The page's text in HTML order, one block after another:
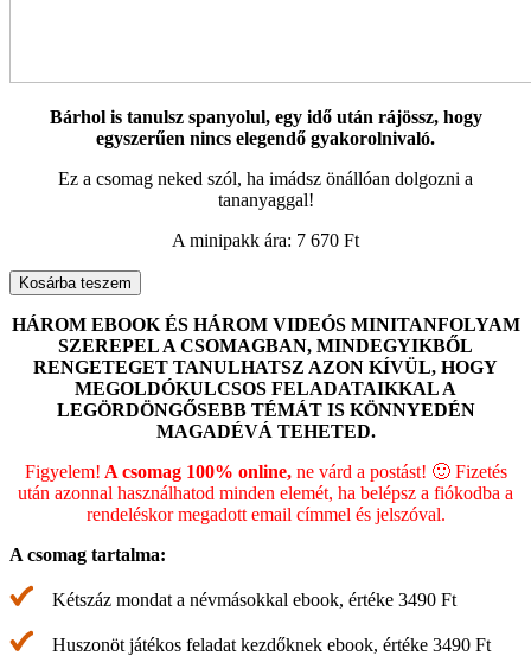
Bárhol is tanulsz spanyolul, egy idő után rájössz, hogy
egyszerűen nincs elegendő gyakorolnivaló.
Ez a csomag neked szól, ha imádsz önállóan dolgozni a
tananyaggal!
A minipakk ára: 7 670 Ft
Gyakorló
csomag
kezdőknek
mennyiség
Kosárba teszem
HÁROM EBOOK ÉS HÁROM VIDEÓS MINITANFOLYAM
SZEREPEL A CSOMAGBAN, MINDEGYIKBŐL
RENGETEGET TANULHATSZ AZON KÍVÜL, HOGY
MEGOLDÓKULCSOS FELADATAIKKAL A
LEGÖRDÖNGŐSEBB TÉMÁT IS KÖNNYEDÉN
MAGADÉVÁ TEHETED.
Figyelem! A csomag 100% online,ne várd a postást! 🙂 Fizetés
után azonnal használhatod minden elemét, ha belépsz a fiókodba a
rendeléskor megadott email címmel és jelszóval.
A csomag tartalma:
Kétszáz mondat a névmásokkal ebook, értéke 3490 Ft
Huszonöt játékos feladat kezdőknek ebook, értéke 3490 Ft